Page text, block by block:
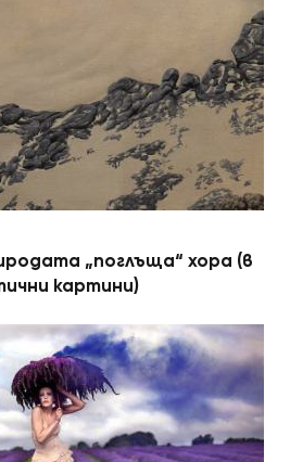
„поглъща“ хора (в
картини)